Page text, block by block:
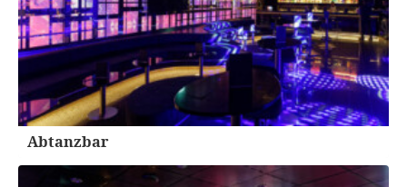
Abtanzbar